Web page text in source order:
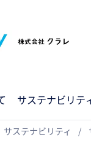
サステナビリテ
サステナビリティ